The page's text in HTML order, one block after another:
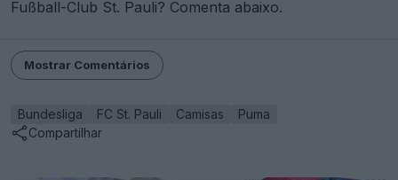
Fußball-Club St. Pauli? Comenta abaixo.
Mostrar Comentários
Bundesliga FC St. Pauli Camisas
Puma
Compartilhar